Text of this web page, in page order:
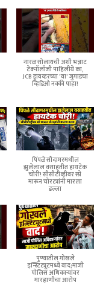
नारळ सोलायची अशी भन्नाट
टेक्नॉलॉजी पाहिलीये का,
JCB ड्रायव्हरच्या 'या' जुगाडचा
व्हिडिओ नक्की पाहा!
पिंपळे सौदागरमधील
झुलेलाल वसाहतीत हायटेक
चोरी! सीसीटीव्हीवर स्प्रे
मारून चोरट्यांनी मारला
डल्ला
पुण्यातील गोखले
इन्स्टिट्यूटमध्ये वाद;माजी
पोलिस अधिकाऱ्यांवर
मारहाणीचा आरोप